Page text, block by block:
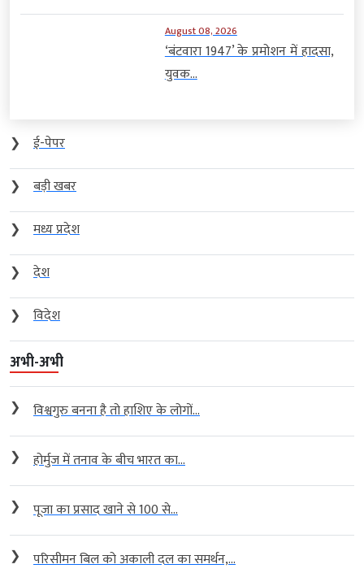
August 08, 2026
‘बंटवारा 1947’ के प्रमोशन में हादसा,
युवक...
❯
ई-पेपर
❯
बड़ी खबर
❯
मध्य प्रदेश
❯
देश
❯
विदेश
अभी-अभी
❯ विश्वगुरु बनना है तो हाशिए के लोगों...
❯ होर्मुज में तनाव के बीच भारत का...
❯ पूजा का प्रसाद खाने से 100 से...
❯ परिसीमन बिल को अकाली दल का समर्थन,...